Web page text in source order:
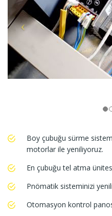
Boy çubuğu sürme
motorlar ile yeniliyoruz.
En çubuğu tel atma
Pnömatik sisteminizi
Otomasyon kontrol